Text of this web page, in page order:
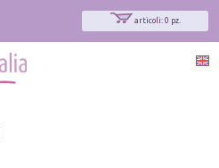
articoli: 0 pz.